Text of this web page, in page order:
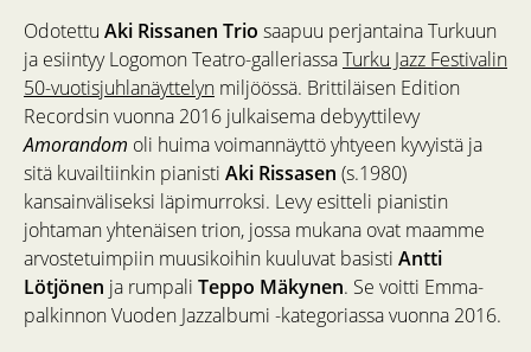
Odotettu Aki Rissanen Trio saapuu perjantaina Turkuun
ja esiintyy Logomon Teatro-galleriassaTurku Jazz Festivalin
50-vuotisjuhlanäyttelyn miljöössä. Brittiläisen Edition
Recordsin vuonna 2016 julkaisema debyyttilevy
Amorandom oli huima voimannäyttö yhtyeen kyvyistä ja
sitä kuvailtiinkin pianisti Aki Rissasen (s.1980)
kansainväliseksi läpimurroksi. Levy esitteli pianistin
johtaman yhtenäisen trion, jossa mukana ovat maamme
arvostetuimpiin muusikoihin kuuluvat basisti Antti
Lötjönen ja rumpali Teppo Mäkynen. Se voitti Emma-
palkinnon Vuoden Jazzalbumi -kategoriassa vuonna 2016.